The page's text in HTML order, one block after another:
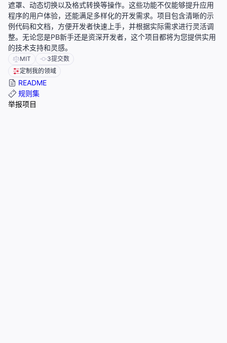
遮罩、动态切换以及格式转换等操作。这些功能不仅能够提升应用
程序的用户体验，还能满足多样化的开发需求。项目包含清晰的示
例代码和文档，方便开发者快速上手，并根据实际需求进行灵活调
整。无论您是PB新手还是资深开发者，这个项目都将为您提供实用
的技术支持和灵感。
MIT 3提交数
定制我的领域
README
规则集
举报项目